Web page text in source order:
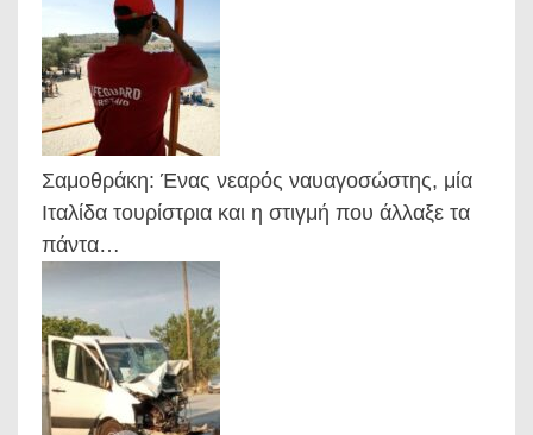
Σαμοθράκη: Ένας νεαρός ναυαγοσώστης, μία
Ιταλίδα τουρίστρια και η στιγμή που άλλαξε τα
πάντα…